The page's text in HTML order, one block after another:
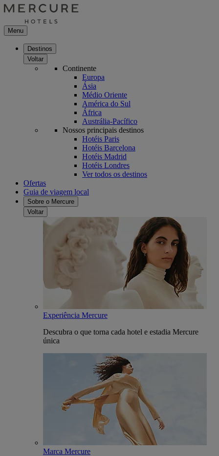
Menu
Destinos
Voltar
Continente
Europa
Ásia
Médio Oriente
América do Sul
África
Austrália-Pacífico
Nossos principais destinos
Hotéis Paris
Hotéis Barcelona
Hotéis Madrid
Hotéis Londres
Ver todos os destinos
Ofertas
Guia de viagem local
Sobre o Mercure
Voltar
Experiência Mercure
Descubra o que torna cada hotel e estadia Mercure
única
Marca Mercure